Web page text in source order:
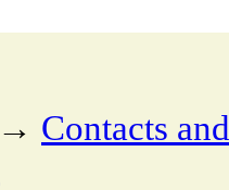
→ Contacts